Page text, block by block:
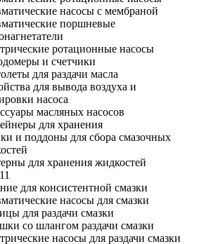
насосы с мембраной
поршневые
ротационные насосы
и счетчики
для раздачи масла
для вывода воздуха и
насоса
масляных насосов
для хранения
и поддоны для сбора смазочных
для хранения жидкостей
для консистентной смазки
насосы для смазки
для раздачи смазки
со шлангом раздачи смазки
насосы для раздачи смазки